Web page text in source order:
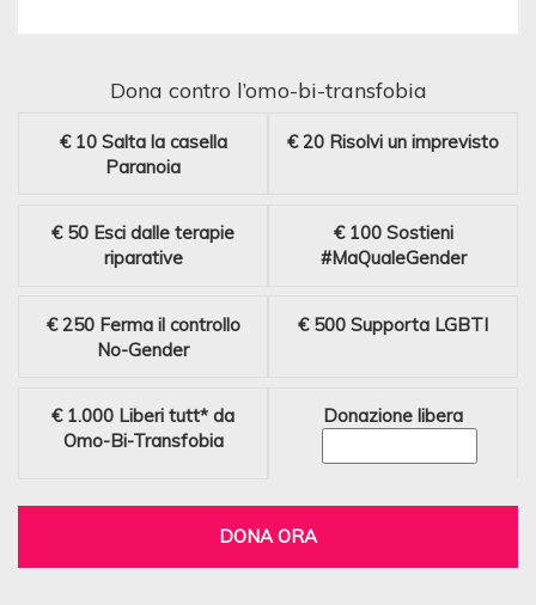
Dona contro l’omo-bi-transfobia
€ 10 Salta la casella
Paranoia
€ 20 Risolvi un imprevisto
€ 50 Esci dalle terapie
riparative
€ 100 Sostieni
#MaQualeGender
€ 250 Ferma il controllo
No-Gender
€ 500 Supporta LGBTI
€ 1.000 Liberi tutt* da
Omo-Bi-Transfobia
Donazione libera
DONA ORA